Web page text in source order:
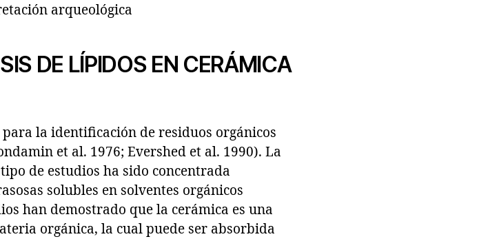
arqueológica
DE LÍPIDOS EN CERÁMICA
la identificación de residuos orgánicos
et al. 1976; Evershed et al. 1990). La
de estudios ha sido concentrada
solubles en solventes orgánicos
han demostrado que la cerámica es una
orgánica, la cual puede ser absorbida